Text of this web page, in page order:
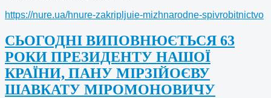
https://nure.ua/hnure-zakripljuie-mizhnarodne-spivrobitnictvo
СЬОГОДНІ ВИПОВНЮЄТЬСЯ 63
РОКИ ПРЕЗИДЕНТУ НАШОЇ
КРАЇНИ, ПАНУ МІРЗІЙОЄВУ
ШАВКАТУ МІРОМОНОВИЧУ